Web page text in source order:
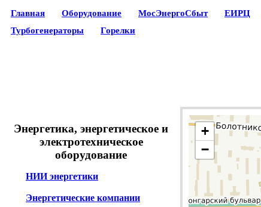
Главная Оборудование МосЭнергоСбыт ЕИРЦ
Турбогенераторы
Горелки
Энергетика, энергетическое и
электротехническое
оборудование
НИИ энергетики
Энергетические компании
+
−